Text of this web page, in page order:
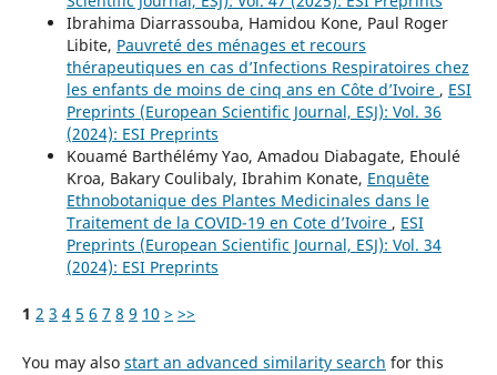
Ibrahima Diarrassouba, Hamidou Kone, Paul Roger
Libite, Pauvreté des ménages et recours
thérapeutiques en cas d’Infections Respiratoires chez
les enfants de moins de cinq ans en Côte d’Ivoire , ESI
Preprints (European Scientific Journal, ESJ): Vol. 36
(2024): ESI Preprints
Kouamé Barthélémy Yao, Amadou Diabagate, Ehoulé
Kroa, Bakary Coulibaly, Ibrahim Konate, Enquête
Ethnobotanique des Plantes Medicinales dans le
Traitement de la COVID-19 en Cote d’Ivoire , ESI
Preprints (European Scientific Journal, ESJ): Vol. 34
(2024): ESI Preprints
1 2 3 4 5 6 7 8 9 10 > >>
You may also start an advanced similarity search for this